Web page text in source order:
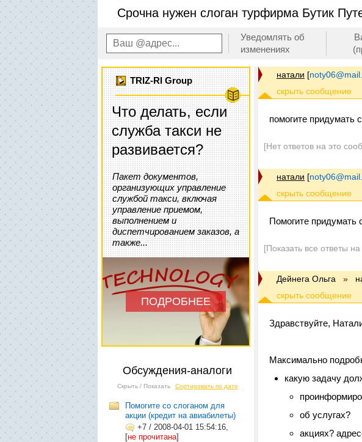
Срочна нужен слоган турфирма Бутик
Уведомлять об
изменениях
TRIZ-RI Group
Что делать, если
служба такси не
развивается?
Пакет документов,
организующих управление
службой такси, включая
управление приемом,
выполнением и
диспетчированием заказов, а
также...
ПОДРОБНЕЕ
Обсуждения-аналоги
Скрыть / Показать Сортировать по дате
Помогите со слоганом для
акции (кредит на авиабилеты)
+7 / 2008-04-01 15:54:16,
[не прочитана]
натали [
помогите придумать
[Нет ответов на это
натали [
Помогите придумать
[Показать все ответы
Дейнега Ольга »
Здравствуйте,
Максимально
какую задачу
об услугах?
акциях?